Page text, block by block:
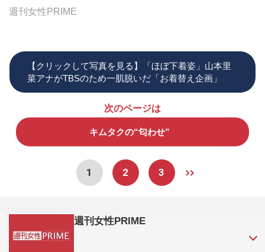
週刊女性PRIME
【クリックして写真を見る】「ほぼ下着姿」山本里
菜アナがTBSのため一肌脱いだ「お着替え企画」
次のページは
キムタクの“匂わせ”
1 2 3
週刊女性PRIME